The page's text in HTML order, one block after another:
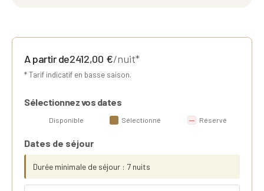
A partir de2412,00 €/nuit*
* Tarif indicatif en basse saison.
Sélectionnez vos dates
Disponible Sélectionné Réservé
Dates de séjour
Durée minimale de séjour : 7 nuits